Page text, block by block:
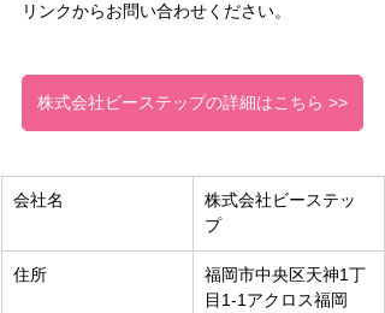
リンクからお問い合わせください。
株式会社ビーステップの詳細はこちら >>
会社名
株式会社ビーステッ
プ
住所
福岡市中央区天神1丁
目1-1アクロス福岡